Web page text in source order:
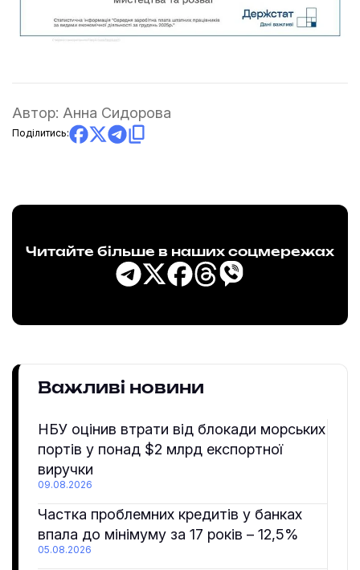
Автор: Анна Сидорова
Поділитись:
Читайте більше в наших соцмережах
Важливі новини
НБУ оцінив втрати від блокади морських
портів у понад $2 млрд експортної
виручки
09.08.2026
Частка проблемних кредитів у банках
впала до мінімуму за 17 років – 12,5%
05.08.2026